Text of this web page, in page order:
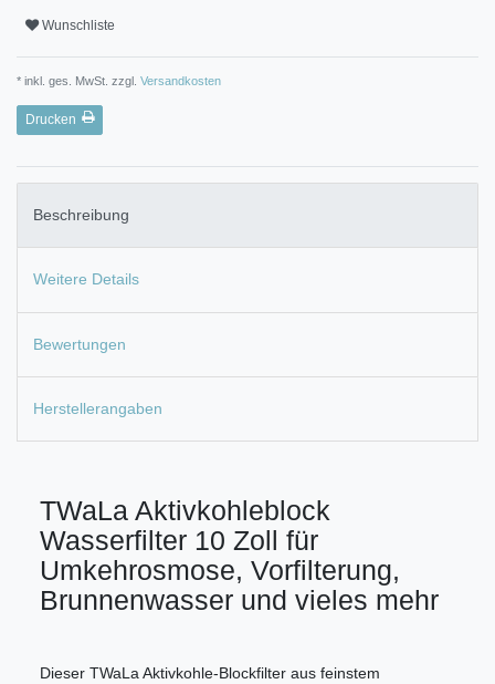
Wunschliste
* inkl. ges. MwSt. zzgl. Versandkosten
Drucken
Beschreibung
Weitere Details
Bewertungen
Herstellerangaben
TWaLa Aktivkohleblock
Wasserfilter 10 Zoll für
Umkehrosmose, Vorfilterung,
Brunnenwasser und vieles mehr
Dieser TWaLa Aktivkohle-Blockfilter aus feinstem